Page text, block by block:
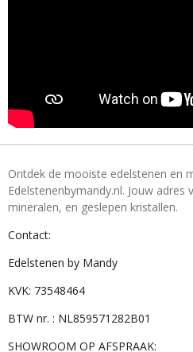
Ontdek de mooiste edelstenen en
Edelstenenbymandy.nl. Jouw adres
mineralen, en geslepen kristallen.
Contact:
Edelstenen by Mandy
KVK: 73548464
BTW nr. : NL859571282B01
SHOWROOM OP AFSPRAAK: